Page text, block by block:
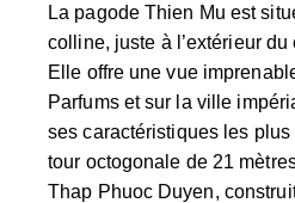
La pagode Thien Mu est
colline, juste à l’extérieur
Elle offre une vue
Parfums et sur la ville
ses caractéristiques les
tour octogonale de 21
Thap Phuoc Duyen,